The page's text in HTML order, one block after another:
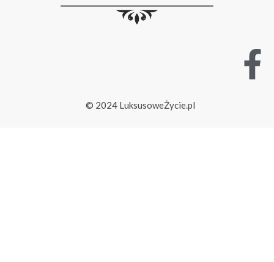
© 2024 LuksusoweŻycie.pl